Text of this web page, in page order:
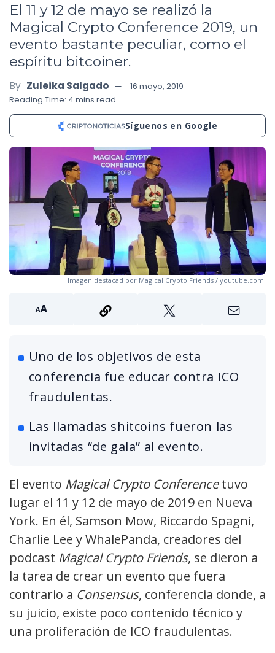
El 11 y 12 de mayo se realizó la
Magical Crypto Conference 2019, un
evento bastante peculiar, como el
espíritu bitcoiner.
By Zuleika Salgado
16 mayo, 2019
Reading Time: 4 mins read
Síguenos en Google
Imagen destacad por Magical Crypto Friends / youtube.com.
Uno de los objetivos de esta
conferencia fue educar contra ICO
fraudulentas.
Las llamadas shitcoins fueron las
invitadas “de gala” al evento.
El evento Magical Crypto Conferencetuvo
lugar el 11 y 12 de mayo de 2019 en Nueva
York. En él, Samson Mow, Riccardo Spagni,
Charlie Lee y WhalePanda, creadores del
podcast Magical Crypto Friends, se dieron a
la tarea de crear un evento que fuera
contrario a Consensus, conferencia donde, a
su juicio, existe poco contenido técnico y
una proliferación de ICO fraudulentas.